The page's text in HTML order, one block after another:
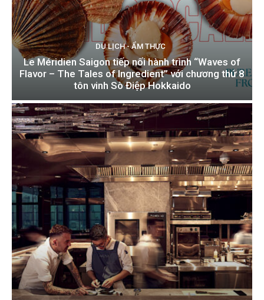
DU LỊCH - ẨM THỰC
Le Méridien Saigon tiếp nối hành trình “Waves of
Flavor – The Tales of Ingredient” với chương thứ 8
tôn vinh Sò Điệp Hokkaido